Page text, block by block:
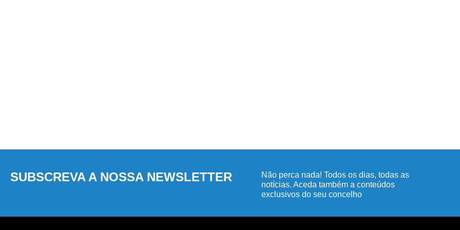
SUBSCREVA A NOSSA NEWSLETTER
Não perca nada! Todos os dias, todas as
notícias. Aceda também a conteúdos
exclusivos do seu concelho